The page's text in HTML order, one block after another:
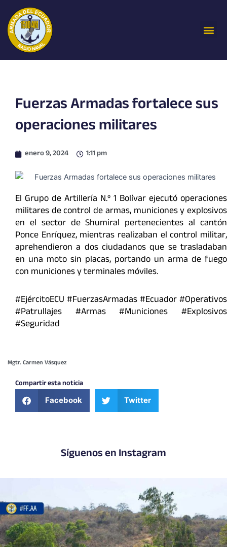
contenido
Fuerzas Armadas fortalece sus
operaciones militares
enero 9, 2024 1:11 pm
El Grupo de Artillería N.º 1 Bolívar ejecutó operaciones
militares de control de armas, municiones y explosivos
en el sector de Shumiral pertenecientes al cantón
Ponce Enríquez, mientras realizaban el control militar,
aprehendieron a dos ciudadanos que se trasladaban
en una moto sin placas, portando un arma de fuego
con municiones y terminales móviles.
#EjércitoECU #FuerzasArmadas #Ecuador #Operativos
#Patrullajes #Armas #Municiones #Explosivos
#Seguridad
Mgtr. Carmen Vásquez
Compartir esta noticia
Facebook Twitter
Síguenos en Instagram